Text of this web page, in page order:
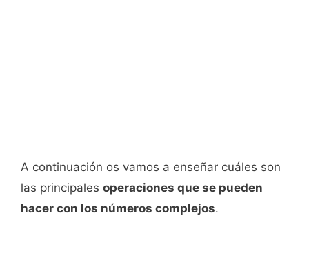
A continuación os vamos a enseñar cuáles son
las principales operaciones que se pueden
hacer con los números complejos.